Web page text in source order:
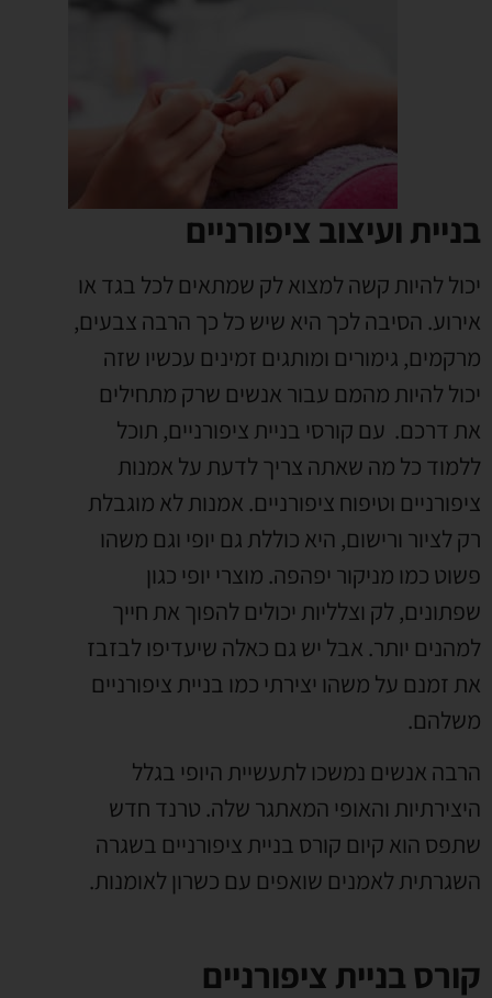
בניית ועיצוב ציפורניים
יכול להיות קשה למצוא לק שמתאים לכל בגד או
אירוע. הסיבה לכך היא שיש כל כך הרבה צבעים,
מרקמים, גימורים ומותגים זמינים עכשיו שזה
יכול להיות מהמם עבור אנשים שרק מתחילים
את דרכם. עם קורסי בניית ציפורניים, תוכל
ללמוד כל מה שאתה צריך לדעת על אמנות
ציפורניים וטיפוח ציפורניים. אמנות לא מוגבלת
רק לציור ורישום, היא כוללת גם יופי וגם משהו
פשוט כמו מניקור יפהפה. מוצרי יופי כגון
שפתונים, לק וצלליות יכולים להפוך את חייך
למהנים יותר. אבל יש גם כאלה שיעדיפו לבזבז
את זמנם על משהו יצירתי כמו בניית ציפורניים
משלהם.
הרבה אנשים נמשכו לתעשיית היופי בגלל
היצירתיות והאופי המאתגר שלה. טרנד חדש
שתפס הוא קיום קורס בניית ציפורניים בשגרה
השגרתית לאמנים שואפים עם כשרון לאומנות.
קורס בניית ציפורניים